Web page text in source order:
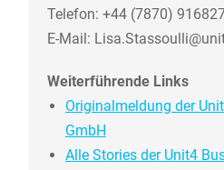
Telefon: +44 (7870)
E-Mail:
Weiterführende Links
Originalmeldung der
GmbH
Alle Stories der Unit4